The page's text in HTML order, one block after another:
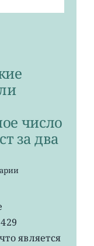
число
за два
к
число
является